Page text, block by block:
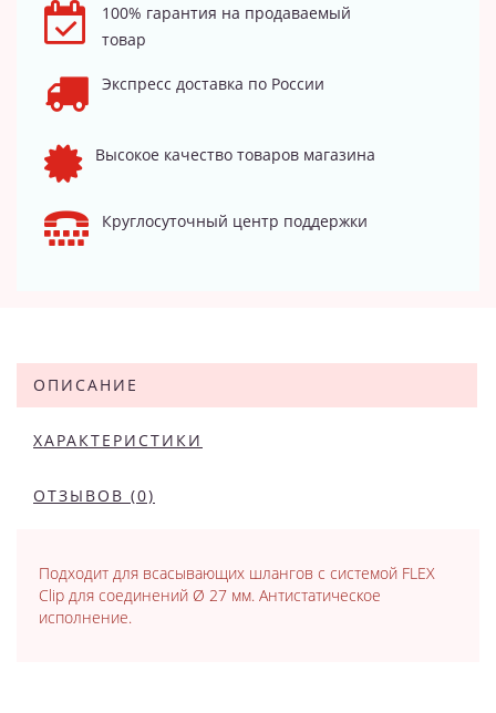
100% гарантия на продаваемый
товар
Экспресс доставка по России
Высокое качество товаров магазина
Круглосуточный центр поддержки
ОПИСАНИЕ
ХАРАКТЕРИСТИКИ
ОТЗЫВОВ (0)
Подходит для всасывающих шлангов с системой FLEX
Clip для соединений Ø 27 мм. Антистатическое
исполнение.